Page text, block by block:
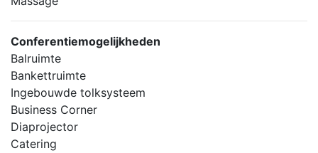
Conferentiemogelijkheden
Balruimte
Bankettruimte
Ingebouwde tolksysteem
Business Corner
Diaprojector
Catering